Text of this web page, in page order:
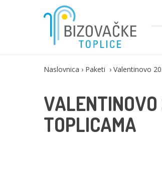
Naslovnica Paketi Valentinovo
TOPLICAMA